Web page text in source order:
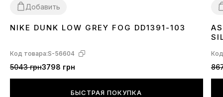
Добавить
3637 383940 4142 43 44 45
NIKE DUNK LOW GREY FOG DD1391-103
Код товара:S-56604
5043 грн3798 грн
БЫСТРАЯ ПОКУПКА